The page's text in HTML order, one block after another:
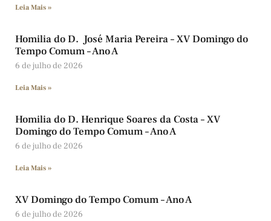
Leia Mais »
Homilia do D. José Maria Pereira – XV Domingo do
Tempo Comum – Ano A
6 de julho de 2026
Leia Mais »
Homilia do D. Henrique Soares da Costa – XV
Domingo do Tempo Comum – Ano A
6 de julho de 2026
Leia Mais »
XV Domingo do Tempo Comum – Ano A
6 de julho de 2026